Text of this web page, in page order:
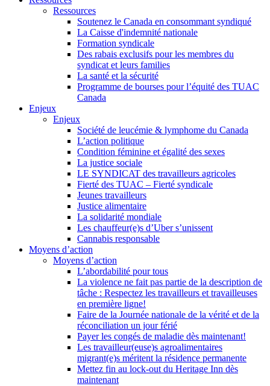
Ressources
Soutenez le Canada en consommant syndiqué
La Caisse d'indemnité nationale
Formation syndicale
Des rabais exclusifs pour les membres du
syndicat et leurs families
La santé et la sécurité
Programme de bourses pour l’équité des TUAC
Canada
Enjeux
Enjeux
Société de leucémie & lymphome du Canada
L’action politique
Condition féminine et égalité des sexes
La justice sociale
LE SYNDICAT des travailleurs agricoles
Fierté des TUAC – Fierté syndicale
Jeunes travailleurs
Justice alimentaire
La solidarité mondiale
Les chauffeur(e)s d’Uber s’unissent
Cannabis responsable
Moyens d’action
Moyens d’action
L’abordabilité pour tous
La violence ne fait pas partie de la description de
tâche : Respectez les travailleurs et travailleuses
en première ligne!
Faire de la Journée nationale de la vérité et de la
réconciliation un jour férié
Payer les congés de maladie dès maintenant!
Les travailleur(euse)s agroalimentaires
migrant(e)s méritent la résidence permanente
Mettez fin au lock-out du Heritage Inn dès
maintenant